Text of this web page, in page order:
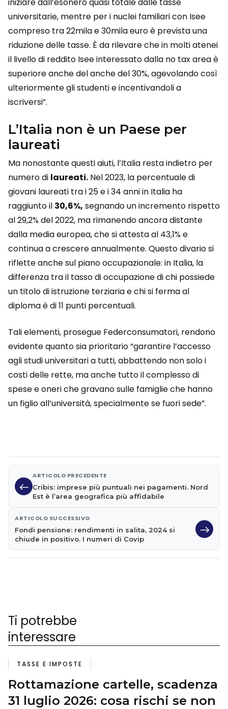
universitarie, mentre per i nuclei familiari con Isee
compreso tra 22mila e 30mila euro è prevista una
riduzione delle tasse. È da rilevare che in molti atenei
il livello di reddito Isee interessato dalla no tax area è
superiore anche del anche del 30%, agevolando così
ulteriormente gli studenti e incentivandoli a
iscriversi”.
L’Italia non è un Paese per
laureati
Ma nonostante questi aiuti, l’Italia resta indietro per
numero di laureati. Nel 2023, la percentuale di
giovani laureati tra i 25 e i 34 anni in Italia ha
raggiunto il 30,6%, segnando un incremento rispetto
al 29,2% del 2022, ma rimanendo ancora distante
dalla media europea, che si attesta al 43,1% e
continua a crescere annualmente. Questo divario si
riflette anche sul piano occupazionale: in Italia, la
differenza tra il tasso di occupazione di chi possiede
un titolo di istruzione terziaria e chi si ferma al
diploma è di 11 punti percentuali.
Tali elementi, prosegue Federconsumatori, rendono
evidente quanto sia prioritario “garantire l’accesso
agli studi universitari a tutti, abbattendo non solo i
costi delle rette, ma anche tutto il complesso di
spese e oneri che gravano sulle famiglie che hanno
un figlio all’università, specialmente se fuori sede”.
ARTICOLO PRECEDENTE
Cribis: imprese più puntuali nei pagamenti. Nord
Est è l’area geografica più affidabile
ARTICOLO SUCCESSIVO
Fondi pensione: rendimenti in salita, 2024 si
chiude in positivo. I numeri di Covip
Ti potrebbe
interessare
TASSE E IMPOSTE
Rottamazione cartelle, scadenza
31 luglio 2026: cosa rischi se non